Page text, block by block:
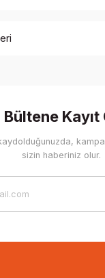
Bültene Kayıt
sizin haberiniz olur.